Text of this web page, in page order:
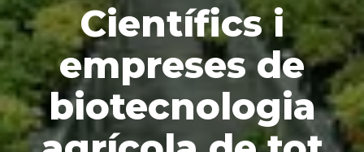
Científics i
empreses de
biotecnologia